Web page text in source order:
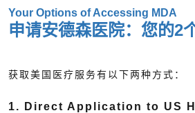
Your Options of Accessing MDA
申请安德森医院：您的2
获取美国医疗服务有以下两种方式：
1. Direct Application to US